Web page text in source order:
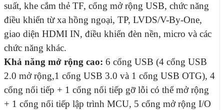
suất, khe cắm thẻ TF, cổng mở rộng USB, chức năng
điều khiển từ xa hồng ngoại, TP, LVDS/V-By-One,
giao diện HDMI IN, điều khiển đèn nền, micro và các
chức năng khác.
Khả năng mở rộng cao: 6 cổng USB (4 cổng USB
2.0 mở rộng,1 cổng USB 3.0 và 1 cổng USB OTG), 4
cổng nối tiếp + 1 cổng nối tiếp gỡ lỗi có thể mở rộng
+ 1 cổng nối tiếp lập trình MCU, 5 cổng mở rộng I/O